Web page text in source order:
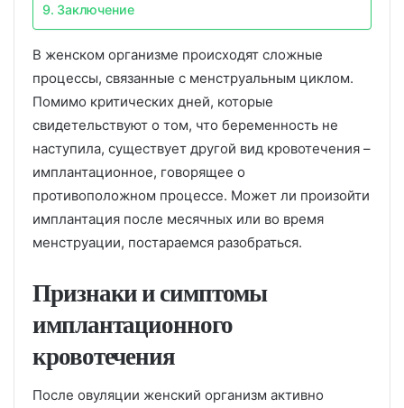
Заключение
В женском организме происходят сложные
процессы, связанные с менструальным циклом.
Помимо критических дней, которые
свидетельствуют о том, что беременность не
наступила, существует другой вид кровотечения –
имплантационное, говорящее о
противоположном процессе. Может ли произойти
имплантация после месячных или во время
менструации, постараемся разобраться.
Признаки и симптомы
имплантационного
кровотечения
После овуляции женский организм активно